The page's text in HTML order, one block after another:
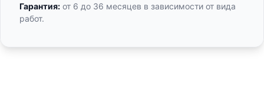
Гарантия: от 6 до 36 месяцев в зависимости от вида
работ.